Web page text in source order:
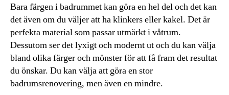
Bara färgen i badrummet kan göra en hel del och det kan
det även om du väljer att ha klinkers eller kakel. Det är
perfekta material som passar utmärkt i våtrum.
Dessutom ser det lyxigt och modernt ut och du kan välja
bland olika färger och mönster för att få fram det resultat
du önskar. Du kan välja att göra en stor
badrumsrenovering, men även en mindre.